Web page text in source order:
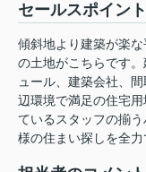
セールスポイント
傾斜地より建築が楽
の土地がこちらです
ュール、建築会社、
辺環境で満足の住宅
ているスタッフの揃
様の住まい探しを全力